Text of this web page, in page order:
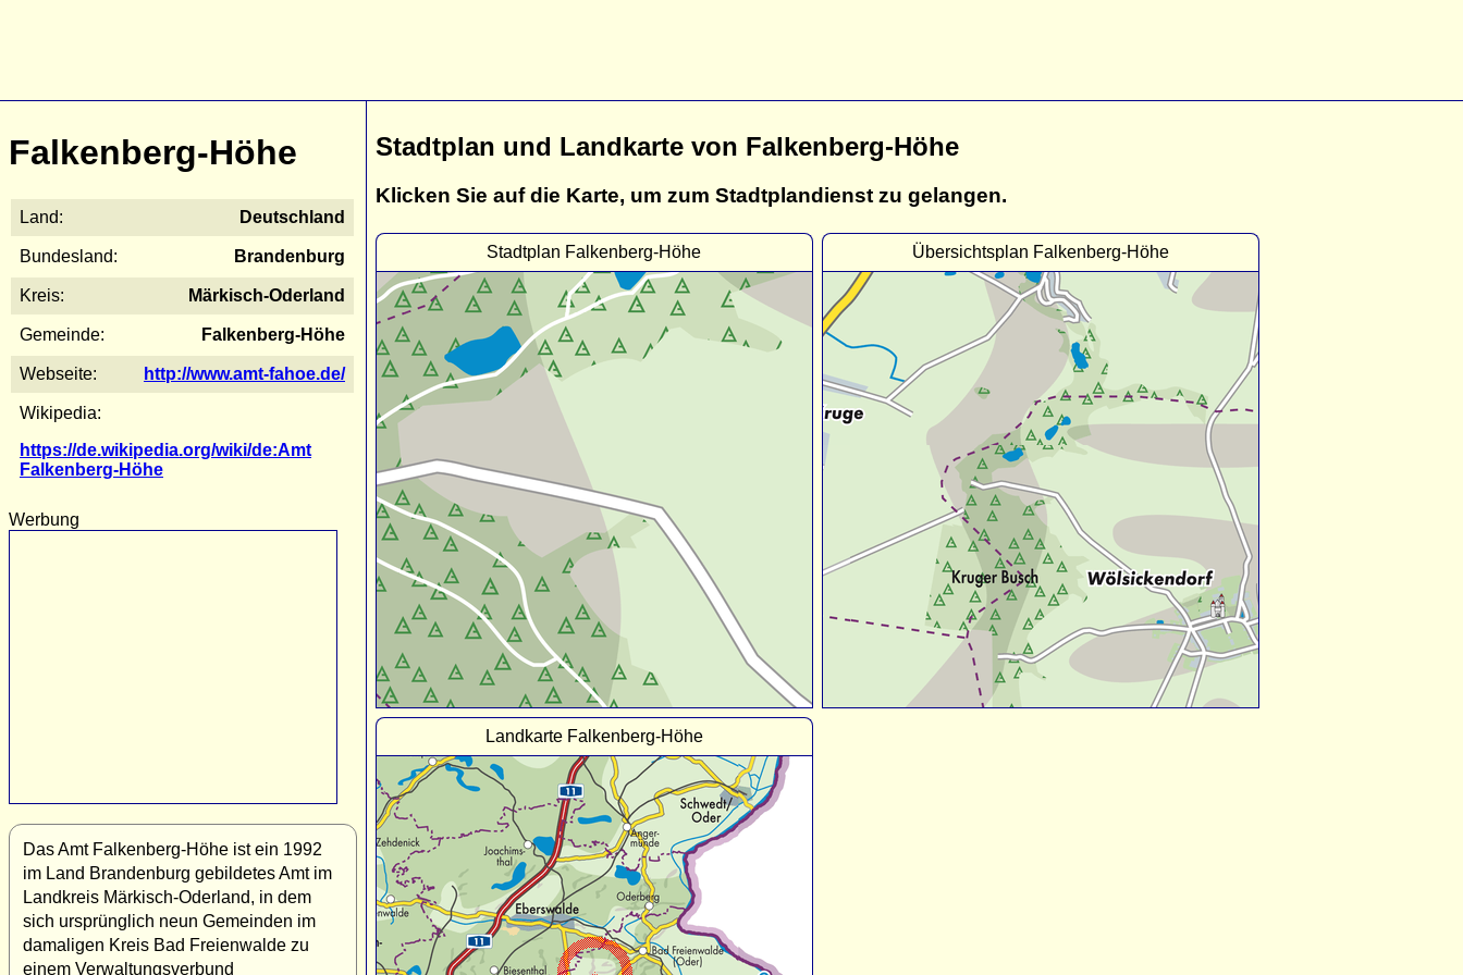
Falkenberg-Höhe
Land: Deutschland
Bundesland: Brandenburg
Kreis: Märkisch-Oderland
Gemeinde: Falkenberg-Höhe
Webseite: http://www.amt-fahoe.de/
Wikipedia:
https://de.wikipedia.org/wiki/de:Amt
Falkenberg-Höhe
Werbung
Das Amt Falkenberg-Höhe ist ein 1992
im Land Brandenburg gebildetes Amt im
Landkreis Märkisch-Oderland, in dem
sich ursprünglich neun Gemeinden im
damaligen Kreis Bad Freienwalde zu
einem Verwaltungsverbund
Stadtplan und Landkarte von Falkenberg-Höhe
Klicken Sie auf die Karte, um zum Stadtplandienst zu gelangen.
Stadtplan Falkenberg-Höhe Übersichtsplan Falkenberg-Höhe
Landkarte Falkenberg-Höhe